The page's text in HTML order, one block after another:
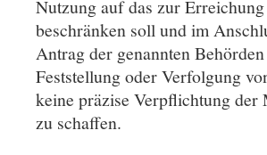
Nutzung auf das zur
beschränken soll und im
Antrag der genannten
Feststellung oder Verfolgung
keine präzise Verpflichtung der
zu schaffen.